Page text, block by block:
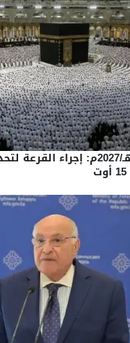
حج موسم 1448هـ/2027م: إجراء